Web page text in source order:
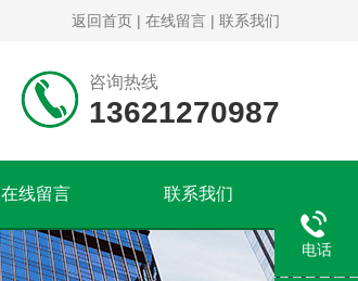
返回首页 | 在线留言 | 联系我们
咨询热线
13621270987
在线留言 联系我们
电话